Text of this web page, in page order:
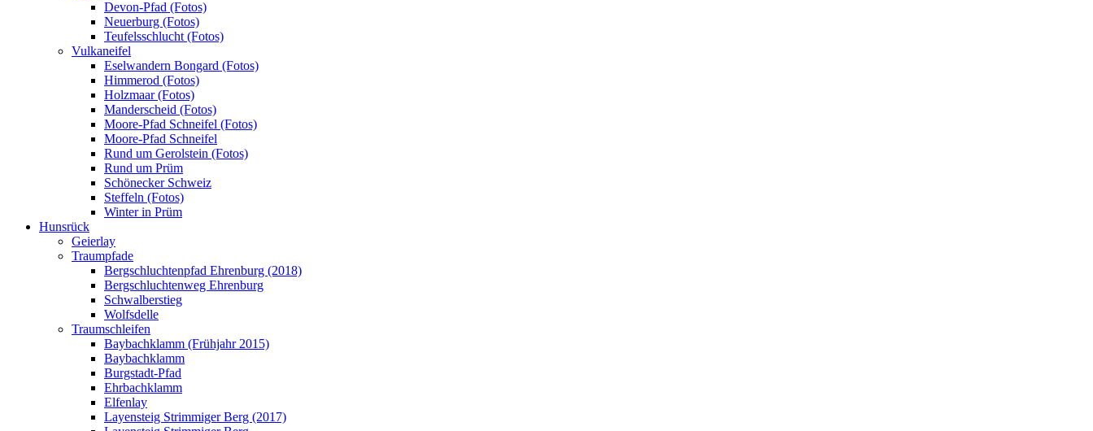
Devon-Pfad (Fotos)
Neuerburg (Fotos)
Teufelsschlucht (Fotos)
Vulkaneifel
Eselwandern Bongard (Fotos)
Himmerod (Fotos)
Holzmaar (Fotos)
Manderscheid (Fotos)
Moore-Pfad Schneifel (Fotos)
Moore-Pfad Schneifel
Rund um Gerolstein (Fotos)
Rund um Prüm
Schönecker Schweiz
Steffeln (Fotos)
Winter in Prüm
Hunsrück
Geierlay
Traumpfade
Bergschluchtenpfad Ehrenburg (2018)
Bergschluchtenweg Ehrenburg
Schwalberstieg
Wolfsdelle
Traumschleifen
Baybachklamm (Frühjahr 2015)
Baybachklamm
Burgstadt-Pfad
Ehrbachklamm
Elfenlay
Layensteig Strimmiger Berg (2017)